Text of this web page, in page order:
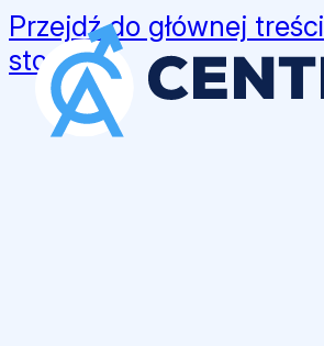
Przejdź do głównej treści
stopki